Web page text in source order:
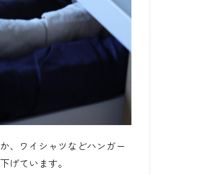
、ワイシャツなどハンガー
げています。